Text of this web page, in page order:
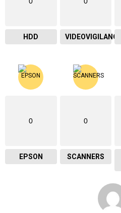
HDD VIDEOVIGILANCIA
0
EPSON
0
SCANNERS